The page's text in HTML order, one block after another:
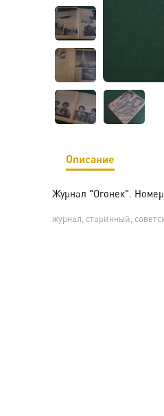
Описание
Журнал "Огонек". Номер
журнал, старинный,